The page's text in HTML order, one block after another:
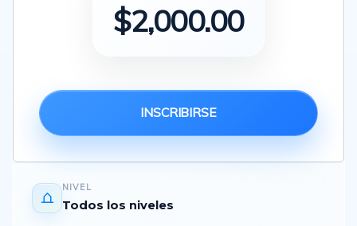
$2,000.00
INSCRIBIRSE
NIVEL
Todos los niveles